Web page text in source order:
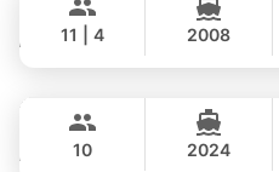
AZIMUT 50FT
11 | 4 2008
FOUNTAINE PAJOT 40FT
10 2024